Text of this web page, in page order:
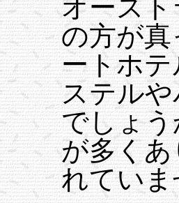
オース
の方が
ートホ
ステル
でしょ
が多く
れてい